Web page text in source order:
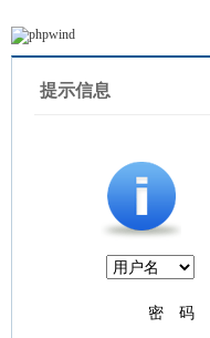
提示信息
密 码